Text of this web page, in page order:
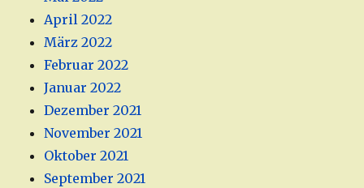
April 2022
März 2022
Februar 2022
Januar 2022
Dezember 2021
November 2021
Oktober 2021
September 2021